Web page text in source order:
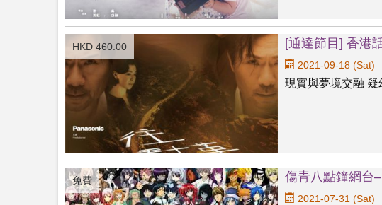
HKD 460.00 [通達節目] 香港
2021-09-18 (Sat)
現實與夢境交融
免費 傷青八點鐘網台
2021-07-31 (Sat)